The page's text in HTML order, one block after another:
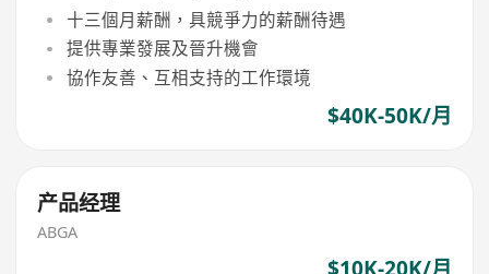
十三個月薪酬，具競爭力的薪酬待遇
提供專業發展及晉升機會
協作友善、互相支持的工作環境
$40K-50K/月
产品经理
ABGA